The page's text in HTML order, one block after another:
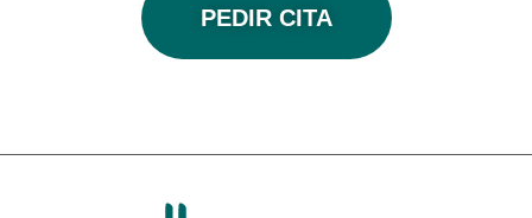
PEDIR CITA